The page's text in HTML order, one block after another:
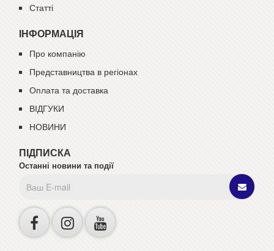
Статті
ІНФОРМАЦІЯ
Про компанію
Представництва в регіонах
Оплата та доставка
ВІДГУКИ
НОВИНИ
ПІДПИСКА
Останні новини та події